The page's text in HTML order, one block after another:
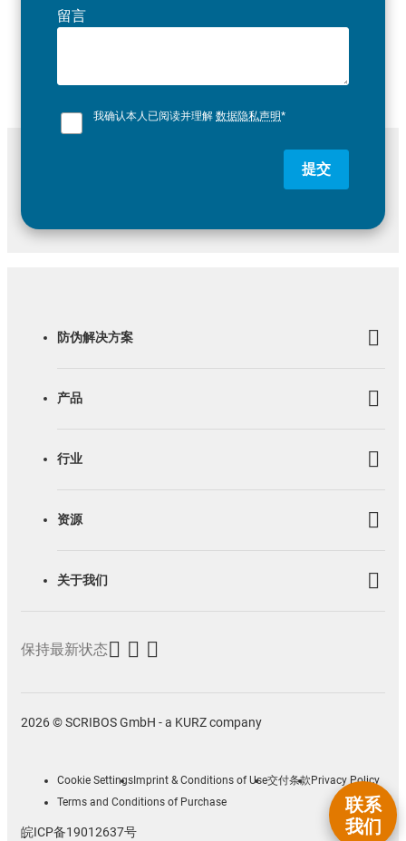
留言
我确认本人已阅读并理解 数据隐私声明*
提交
防伪解决方案
产品
行业
资源
关于我们
保持最新状态
2026 © SCRIBOS GmbH - a KURZ company
Cookie Settings Imprint & Conditions of Use交付条款 Privacy Policy
Terms and Conditions of Purchase
皖ICP备19012637号
联系
我们